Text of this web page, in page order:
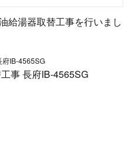
給湯器取替工事を行いまし
事 長府IB-4565SG